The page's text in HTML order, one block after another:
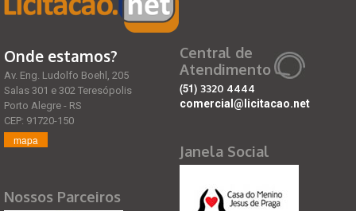
Onde estamos?
Av. Eng. Ludolfo Boehl, 205
Salas 301 e 302 Teresópolis
Porto Alegre - RS
CEP: 91720-150
mapa
Nossos Parceiros
Central de
Atendimento
(51) 3320 4444
comercial@licitacao.net
Janela Social